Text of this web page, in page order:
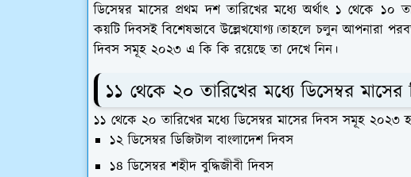
ডিসেম্বর মাসের প্রথম দশ তারিখের মধ্যে অর্থাৎ ১ থেকে
কয়টি দিবসই বিশেষভাবে উল্লেখযোগ্য।তাহলে চলুন আপনারা
দিবস সমূহ ২০২৩ এ কি কি রয়েছে তা দেখে নিন।
১১ থেকে ২০ তারিখের মধ্যে ডিসেম্বর
১১ থেকে ২০ তারিখের মধ্যে ডিসেম্বর মাসের দিবস সমূহ ২০২৩
১২ ডিসেম্বর ডিজিটাল বাংলাদেশ দিবস
১৪ ডিসেম্বর শহীদ বুদ্ধিজীবী দিবস